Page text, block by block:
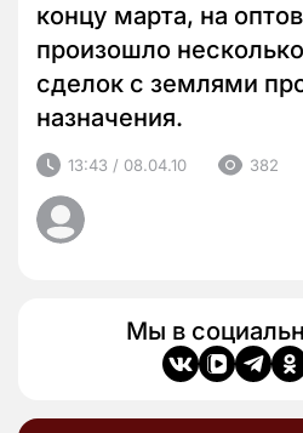
концу марта, на
произошло
сделок с землями
назначения.
13:43 / 08.04.10 382
Мы в